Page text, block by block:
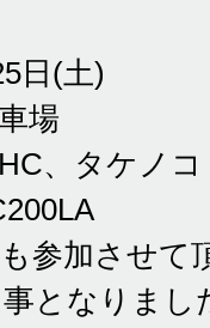
日(土)
場
、タケノ
参加させ
となりま